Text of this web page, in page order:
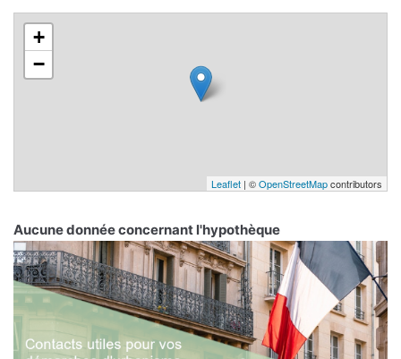
+
−
Leaflet | ©OpenStreetMapcontributors
Aucune donnée concernant l'hypothèque